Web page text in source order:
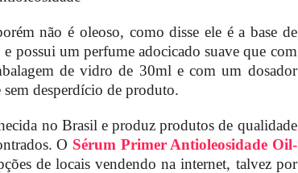
não é oleoso, como disse ele é a base de
possui um perfume adocicado suave que com
de vidro de 30ml e com um dosador
desperdício de produto.
no Brasil e produz produtos de qualidade
O Sérum Primer Antioleosidade Oil-
de locais vendendo na internet, talvez por